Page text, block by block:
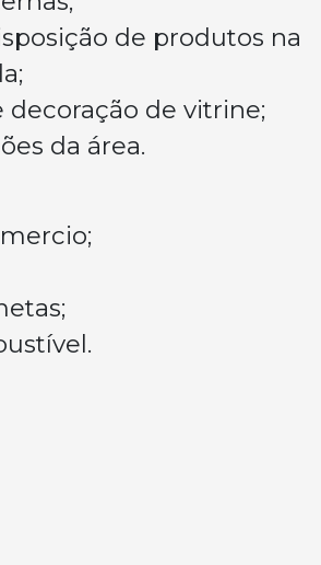
de produtos na
de vitrine;
da área.